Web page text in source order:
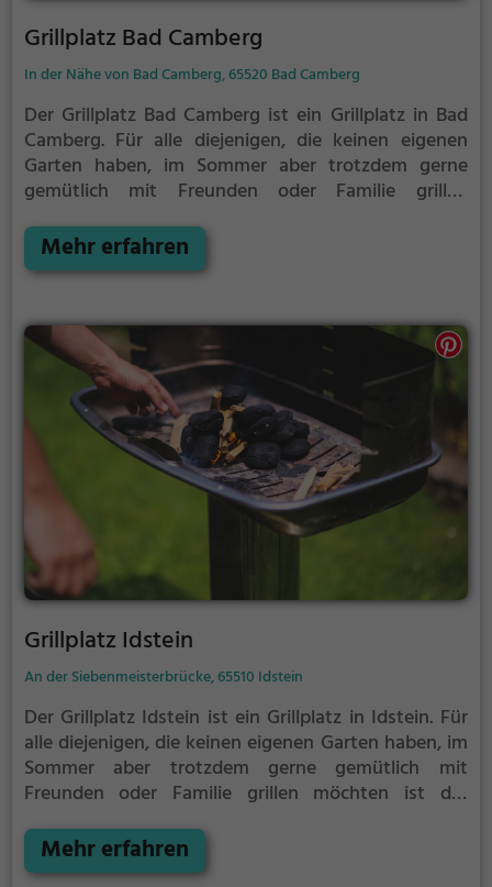
Grillplatz Bad Camberg
In der Nähe von Bad Camberg, 65520 Bad Camberg
Der Grillplatz Bad Camberg ist ein Grillplatz in Bad
Camberg. Für alle diejenigen, die keinen eigenen
Garten haben, im Sommer aber trotzdem gerne
gemütlich mit Freunden oder Familie grillen
Mehr erfahren
Grillplatz Idstein
An der Siebenmeisterbrücke, 65510 Idstein
Der Grillplatz Idstein ist ein Grillplatz in Idstein. Für
alle diejenigen, die keinen eigenen Garten haben, im
Sommer aber trotzdem gerne gemütlich mit
Freunden oder Familie grillen möchten ist der
Grillplatzes: keine Nachbarn. Hier kann eine Feier
ruhig auch mal bis spät in die Nacht gehen und
Mehr erfahren